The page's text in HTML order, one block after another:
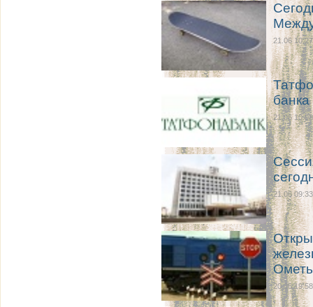
21.06 10:27
21.06 10:08
21.06 09:33
20.06 19:58